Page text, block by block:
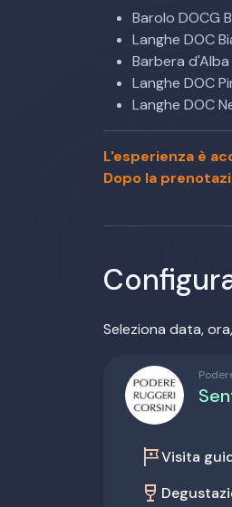
Barolo DOCG
Langhe DOC
Barbera d'Alba
Langhe DOC
Langhe DOC
L'esperienza è
Dopo la
Seleziona data,
tourVisita
wine_bar